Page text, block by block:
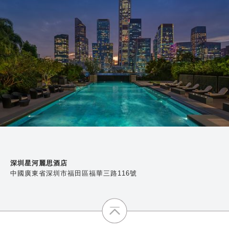
深圳星河麗思酒店
中國廣東省深圳市福田區福華三路116號